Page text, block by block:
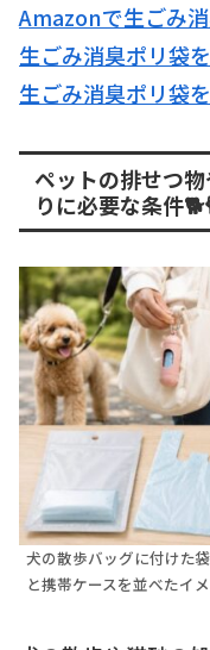
Amazonで生ごみ
生ごみ消臭ポリ袋
生ごみ消臭ポリ袋
ペットの排せつ
りに必要な条件
犬の散歩バッグに付けた
と携帯ケースを並べたイメ